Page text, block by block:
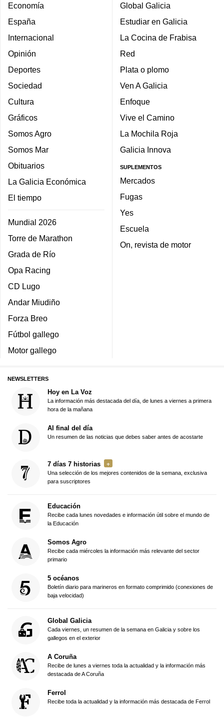
Economía
España
Internacional
Opinión
Deportes
Sociedad
Cultura
Gráficos
Somos Agro
Somos Mar
Obituarios
La Galicia Económica
El tiempo
Mundial 2026
Torre de Marathon
Grada de Río
Opa Racing
CD Lugo
Andar Miudiño
Forza Breo
Fútbol gallego
Motor gallego
Global Galicia
Estudiar en Galicia
La Cocina de Frabisa
Red
Plata o plomo
Ven A Galicia
Enfoque
Vive el Camino
La Mochila Roja
Galicia Innova
SUPLEMENTOS
Mercados
Fugas
Yes
Escuela
On, revista de motor
NEWSLETTERS
Hoy en La Voz
La información más destacada del día, de lunes a viernes a primera
hora de la mañana
Al final del día
Un resumen de las noticias que debes saber antes de acostarte
7 días 7 historias
Una selección de los mejores contenidos de la semana, exclusiva
para suscriptores
Educación
Recibe cada lunes novedades e información útil sobre el mundo de
la Educación
Somos Agro
Recibe cada miércoles la información más relevante del sector
primario
5 océanos
Boletín diario para marineros en formato comprimido (conexiones de
baja velocidad)
Global Galicia
Cada viernes, un resumen de la semana en Galicia y sobre los
gallegos en el exterior
A Coruña
Recibe de lunes a viernes toda la actualidad y la información más
destacada de A Coruña
Ferrol
Recibe toda la actualidad y la información más destacada de Ferrol